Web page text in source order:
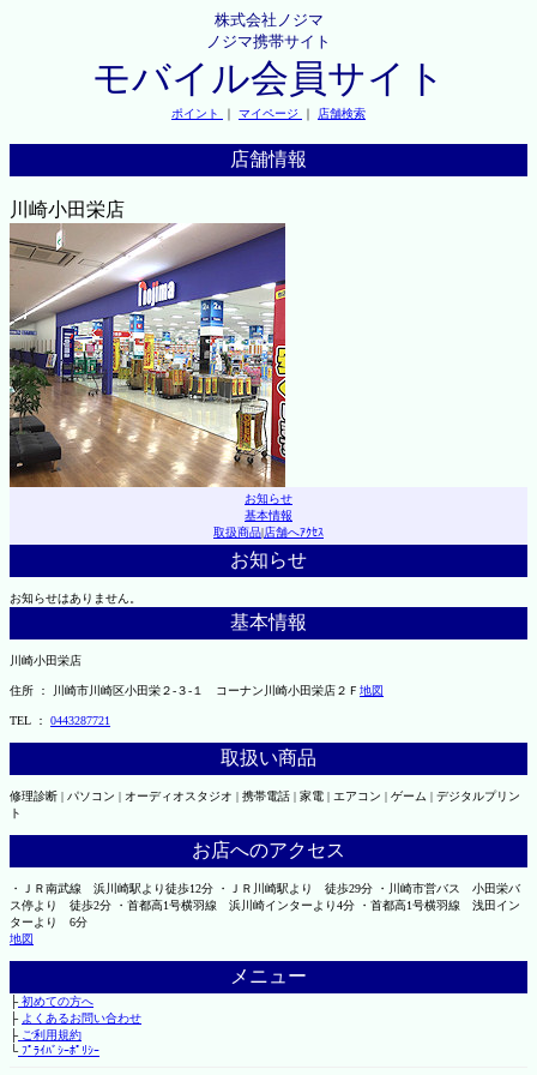
株式会社ノジマ
ノジマ携帯サイト
モバイル会員サイト
ポイント ｜ マイページ ｜ 店舗検索
店舗情報
川崎小田栄店
お知らせ
基本情報
取扱商品|店舗へｱｸｾｽ
お知らせ
お知らせはありません。
基本情報
川崎小田栄店
住所 ： 川崎市川崎区小田栄２‐３‐１ コーナン川崎小田栄店２Ｆ 地図
TEL ： 0443287721
取扱い商品
修理診断 | パソコン | オーディオスタジオ | 携帯電話 | 家電 | エアコン | ゲーム | デジタルプリン
ト
お店へのアクセス
・ＪＲ南武線 浜川崎駅より徒歩12分 ・ＪＲ川崎駅より 徒歩29分 ・川崎市営バス 小田栄バ
ス停より 徒歩2分 ・首都高1号横羽線 浜川崎インターより4分 ・首都高1号横羽線 浅田イン
ターより 6分
地図
メニュー
├初めての方へ
├ よくあるお問い合わせ
├ご利用規約
└ﾌﾟﾗｲﾊﾞｼｰﾎﾟﾘｼｰ